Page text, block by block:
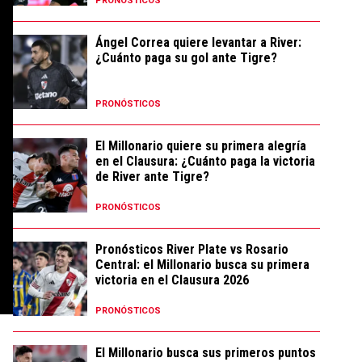
Ángel Correa quiere levantar a River:
¿Cuánto paga su gol ante Tigre?
PRONÓSTICOS
El Millonario quiere su primera alegría
en el Clausura: ¿Cuánto paga la victoria
de River ante Tigre?
PRONÓSTICOS
Pronósticos River Plate vs Rosario
Central: el Millonario busca su primera
victoria en el Clausura 2026
PRONÓSTICOS
El Millonario busca sus primeros puntos